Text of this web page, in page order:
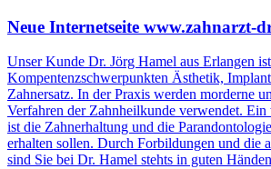
Neue Internetseite www.zahnarzt-
Unser Kunde Dr. Jörg Hamel aus Erlangen
Kompentenzschwerpunkten Ästhetik,
Zahnersatz. In der Praxis werden morderne
Verfahren der Zahnheilkunde verwendet.
ist die Zahnerhaltung und die
erhalten sollen. Durch Forbildungen und die
sind Sie bei Dr. Hamel stehts in guten